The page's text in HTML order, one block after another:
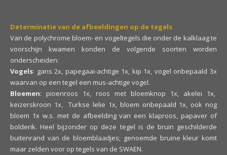
Determinatie van de afbeeldingen op de tegels
Van de polychrome bloem- en vogeltegels die onder de kalklaag te
voorschijn kwamen konden de volgende soorten worden
onderscheiden:
Vogels: gans 2x, papegaai-achtige 1x, kip 1x, vogel onbepaald 3x
waarvan op een tegel een mus-achtige vogel.
Bloemen: pioenroos 1x, roos met bloemknop 1x, akelei 1x,
keizerskroon 1x, Turkse lelie 1x, bloem onbepaald 1x, ook nog
bloem 1x w.s. met de afbeelding van een klaproos, papaver of
bolderik. Heel bijzonder op deze tegel is de bruin geschilderde
buitenrand van de bloemblaadjes; genoemde bruine kleur komt
maar zelden voor op tegels van de SWAEN.